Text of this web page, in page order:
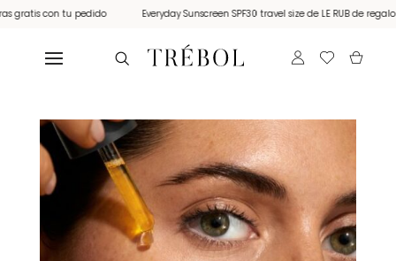
gratis con tu pedido Everyday Sunscreen SPF30 travel size de LE RUB de